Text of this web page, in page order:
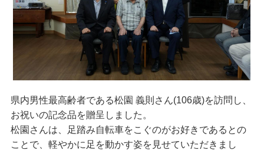
県内男性最高齢者である松園 義則さん(106歳)を訪問し、
お祝いの記念品を贈呈しました。
松園さんは、足踏み自転車をこぐのがお好きであるとの
ことで、軽やかに足を動かす姿を見せていただきまし